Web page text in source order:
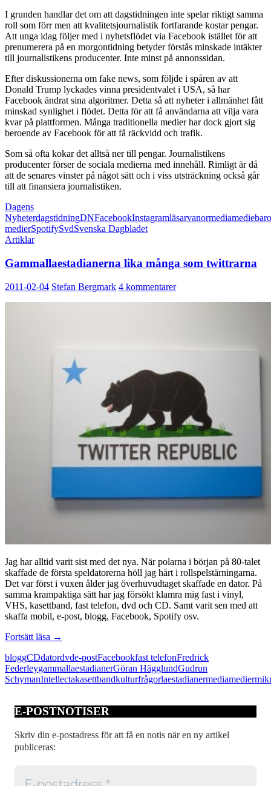
I grunden handlar det om att dagstidningen inte spelar riktigt samma
roll som förr men att kvalitetsjournalistik fortfarande kostar pengar.
Att unga idag följer med i nyhetsflödet via Facebook istället för att
prenumerera på en morgontidning betyder förstås minskade intäkter
till journalistikens producenter. Inte minst på annonssidan.
Efter diskussionerna om fake news, som följde i spåren av att
Donald Trump lyckades vinna presidentvalet i USA, så har
Facebook ändrat sina algoritmer. Detta så att nyheter i allmänhet fått
minskad synlighet i flödet. Detta för att få användarna att vilja vara
kvar på plattformen. Många traditionella medier har dock gjort sig
beroende av Facebook för att få räckvidd och trafik.
Som så ofta kokar det alltså ner till pengar. Journalistikens
producenter förser de sociala medierna med innehåll. Rimligt är då
att de senares vinster på något sätt och i viss utsträckning också går
till att finansiera journalistiken.
Dagens
NyheterdagstidningDNFacebookInstagramläsarvanormedia
medierSpotifySvdSvenska Dagbladet
Artiklar
Gammallaestadianerna lika många som twittrarna
2011-02-04 Stefan Bergmark 4 kommentarer
Jag har alltid varit sist med det nya. När polarna i början på 80-talet
skaffade de första speldatorerna höll jag hårt i rollspelstärningarna.
Det var först i vuxen ålder jag överhuvudtaget skaffade en dator. På
samma krampaktiga sätt har jag försökt klamra mig fast i vinyl,
VHS, kasettband, fast telefon, dvd och CD. Samt varit sen med att
skaffa mobil, e-post, blogg, Facebook, Spotify osv.
Fortsätt läsa Gammallaestadianerna
många
som
twittrarna
→
bloggCDdatordvde-postFacebookfast telefonFredrick
FederleygammallaestadianerGöran HägglundGudrun
SchymanIntellectakasettbandkulturfrågorlaestadianermediamedier
E-POSTNOTISER
Skriv din e-postadress för att få en notis när en ny artikel
publiceras: